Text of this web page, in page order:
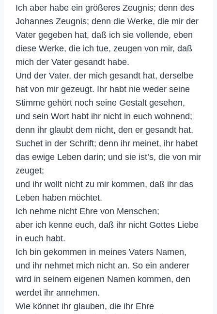
Ich aber habe ein größeres Zeugnis; denn des
Johannes Zeugnis; denn die Werke, die mir der
Vater gegeben hat, daß ich sie vollende, eben
diese Werke, die ich tue, zeugen von mir, daß
mich der Vater gesandt habe.
Und der Vater, der mich gesandt hat, derselbe
hat von mir gezeugt. Ihr habt nie weder seine
Stimme gehört noch seine Gestalt gesehen,
und sein Wort habt ihr nicht in euch wohnend;
denn ihr glaubt dem nicht, den er gesandt hat.
Suchet in der Schrift; denn ihr meinet, ihr habet
das ewige Leben darin; und sie ist’s, die von mir
zeuget;
und ihr wollt nicht zu mir kommen, daß ihr das
Leben haben möchtet.
Ich nehme nicht Ehre von Menschen;
aber ich kenne euch, daß ihr nicht Gottes Liebe
in euch habt.
Ich bin gekommen in meines Vaters Namen,
und ihr nehmet mich nicht an. So ein anderer
wird in seinem eigenen Namen kommen, den
werdet ihr annehmen.
Wie könnet ihr glauben, die ihr Ehre